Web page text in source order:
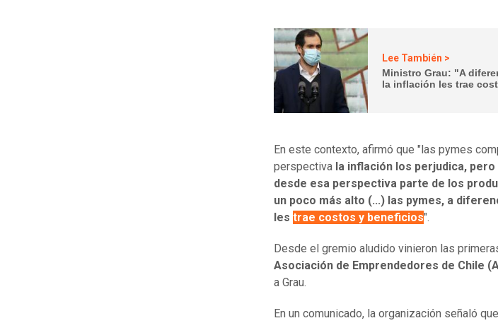
Lee También >
Ministro Grau: "A
la inflación les trae
En este contexto, afirmó que "las pymes
perspectiva la inflación los perjudica,
desde esa perspectiva parte de los
un poco más alto (...) las pymes, a
les trae costos y beneficios".
Desde el gremio aludido vinieron las
Asociación de Emprendedores de Chile
a Grau.
En un comunicado, la organización señaló